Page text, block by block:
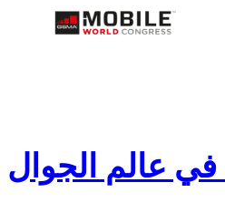
في عالم الجوال